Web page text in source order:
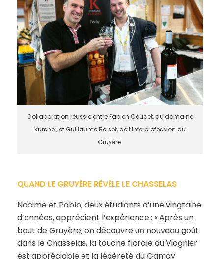
Collaboration réussie entre Fabien Coucet, du domaine
Kursner, et Guillaume Berset, de l’Interprofession du
Gruyère.
QUAND LE GRUYÈRE RÉVÈLE LE CHASSELAS
Nacime et Pablo, deux étudiants d’une vingtaine
d’années, apprécient l’expérience : « Après un
bout de Gruyère, on découvre un nouveau goût
dans le Chasselas, la touche florale du Viognier
est appréciable et la légèreté du Gamay